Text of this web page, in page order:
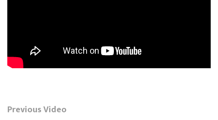
Previous Video